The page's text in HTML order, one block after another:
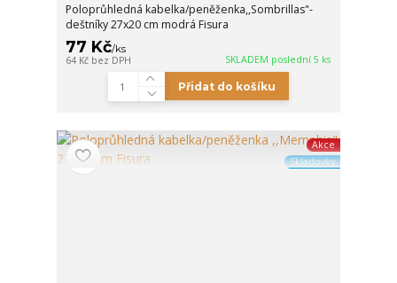
Poloprůhledná kabelka/peněženka,,Sombrillas"-
deštníky 27x20 cm modrá Fisura
77 Kč/ks
64 Kč bez DPH SKLADEM poslední 5 ks
Přidat do košíku
Akce
Skladovky